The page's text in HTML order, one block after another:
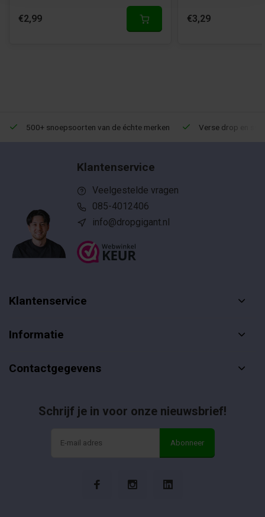
€2,99 €3,29
500+ snoepsoorten van de échte merken Verse drop en
Klantenservice
Veelgestelde vragen
085-4012406
info@dropgigant.nl
Klantenservice
Informatie
Contactgegevens
Schrijf je in voor onze nieuwsbrief!
Abonneer